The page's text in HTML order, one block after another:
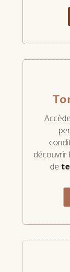
découvrir
de